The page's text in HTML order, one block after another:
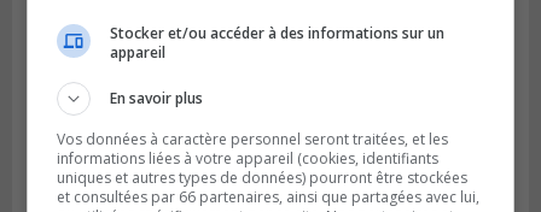
Stocker et/ou accéder à des informations sur un
appareil
En savoir plus
Vos données à caractère personnel seront traitées, et les
informations liées à votre appareil (cookies, identifiants
uniques et autres types de données) pourront être stockées
et consultées par 66 partenaires, ainsi que partagées avec lui,